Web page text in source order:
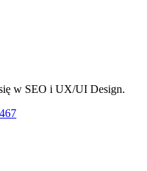
w SEO i UX/UI Design.